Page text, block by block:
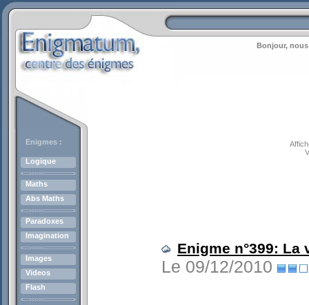
Bonjour, nous
Enigmes :
Logique
Maths
Abs Maths
Paradoxes
Imagination
Images
Videos
Flash
Enigme n°399:
Le 09/12/2010